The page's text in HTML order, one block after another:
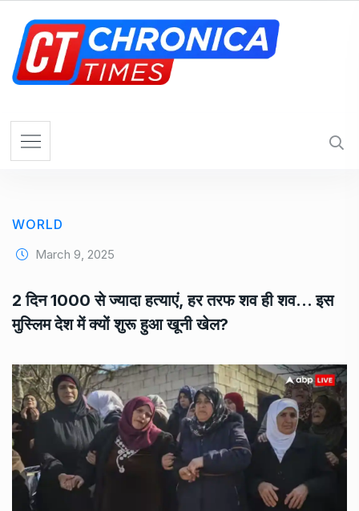
WORLD
March 9, 2025
2 दिन 1000 से ज्यादा हत्याएं, हर तरफ शव ही शव… इस
मुस्लिम देश में क्यों शुरू हुआ खूनी खेल?